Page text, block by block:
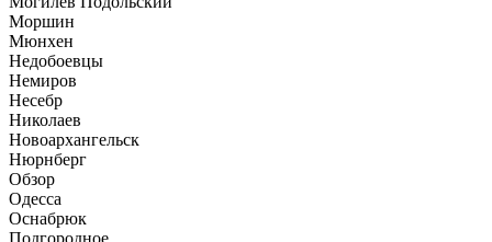
Моршин
Мюнхен
Недобоевцы
Немиров
Несебр
Николаев
Новоархангельск
Нюрнберг
Обзор
Одесса
Оснабрюк